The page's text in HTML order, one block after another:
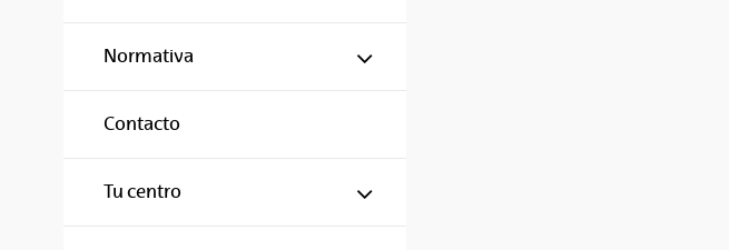
Normativa Mostrar/ocultar subpáginas
Contacto
Tu centro Mostrar/ocultar subpáginas